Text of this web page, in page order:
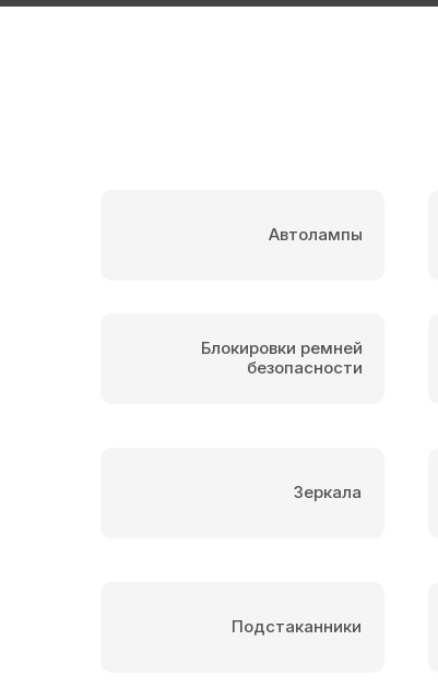
Подстаканники
Автолампы
Зеркала
Блокировки ремней
безопасности